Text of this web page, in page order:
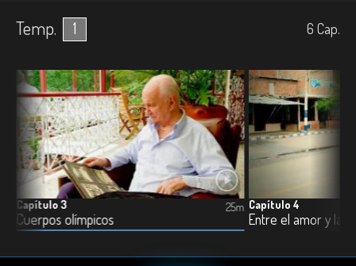
Temp. 1 6 Cap.
Capítulo 3
Cuerpos olímpicos
25m Capítulo 4
Entre el amor y la